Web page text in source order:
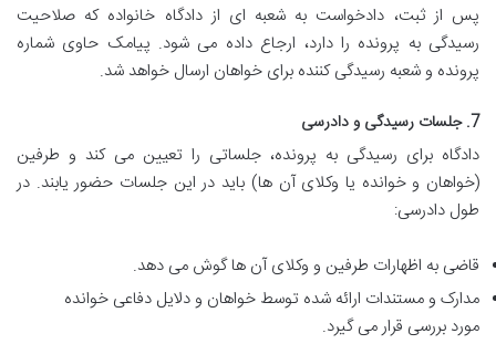
پس از ثبت، دادخواست به شعبه ای از دادگاه خانواده که صلاحیت
رسیدگی به پرونده را دارد، ارجاع داده می شود. پیامک حاوی شماره
پرونده و شعبه رسیدگی کننده برای خواهان ارسال خواهد شد.
7. جلسات رسیدگی و دادرسی
دادگاه برای رسیدگی به پرونده، جلساتی را تعیین می کند و طرفین
(خواهان و خوانده یا وکلای آن ها) باید در این جلسات حضور یابند. در
طول دادرسی:
قاضی به اظهارات طرفین و وکلای آن ها گوش می دهد.
مدارک و مستندات ارائه شده توسط خواهان و دلایل دفاعی خوانده
مورد بررسی قرار می گیرد.